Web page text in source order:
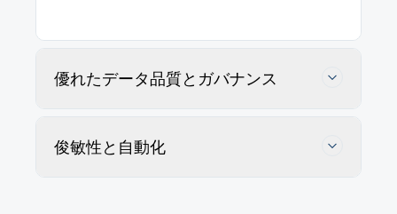
優れたデータ品質とガバナンス
俊敏性と自動化